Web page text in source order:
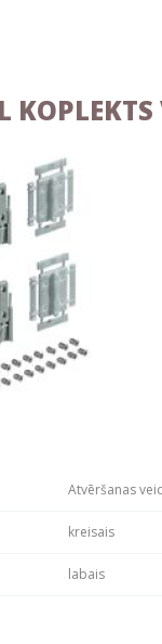
Atvēršanas
kreisais
labais